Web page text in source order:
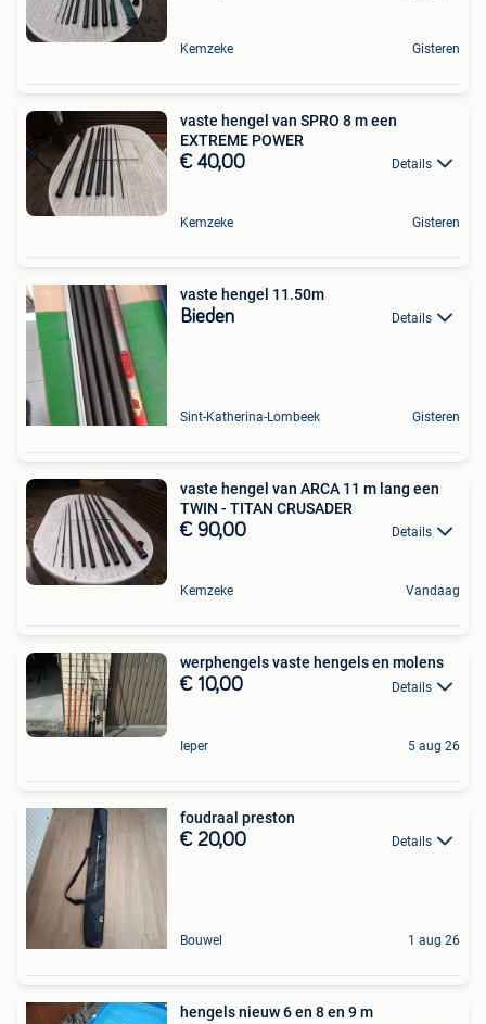
Kemzeke Gisteren
vaste hengel van SPRO 8 m een
EXTREME POWER
€ 40,00 Details
Kemzeke Gisteren
vaste hengel 11.50m
Bieden Details
Sint-Katherina-Lombeek Gisteren
vaste hengel van ARCA 11 m lang een
TWIN - TITAN CRUSADER
€ 90,00 Details
Kemzeke Vandaag
werphengels vaste hengels en molens
€ 10,00 Details
Ieper 5 aug 26
foudraal preston
€ 20,00 Details
Bouwel 1 aug 26
hengels nieuw 6 en 8 en 9 m